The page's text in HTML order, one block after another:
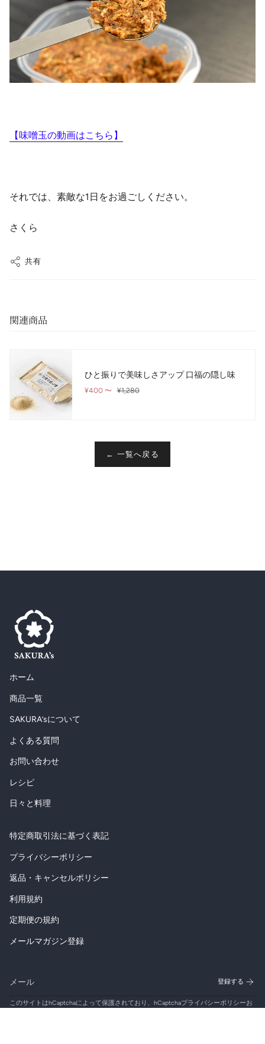
【味噌玉の動画はこちら】
それでは、素敵な1日をお過ごしください。
さくら
共有
関連商品
ひと振りで美味しさアップ 口福の隠し味
¥400 〜 ¥1,280
← 一覧へ戻る
ホーム
商品一覧
SAKURA’sについて
よくある質問
お問い合わせ
レシピ
日々と料理
特定商取引法に基づく表記
プライバシーポリシー
返品・キャンセルポリシー
利用規約
定期便の規約
メールマガジン登録
登録する
このサイトはhCaptchaによって保護されており、hCaptchaプライバシーポリシーお